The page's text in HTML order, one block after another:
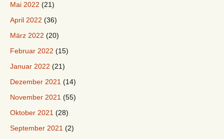
Mai 2022 (21)
April 2022 (36)
März 2022 (20)
Februar 2022 (15)
Januar 2022 (21)
Dezember 2021 (14)
November 2021 (55)
Oktober 2021 (28)
September 2021 (2)